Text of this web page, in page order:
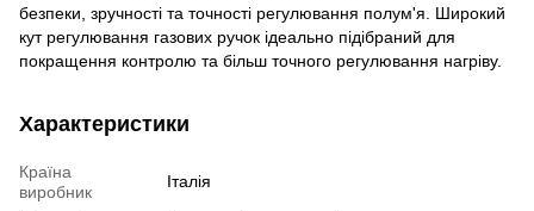
безпеки, зручності та точності регулювання полум'я. Широкий
кут регулювання газових ручок ідеально підібраний для
покращення контролю та більш точного регулювання нагріву.
Характеристики
Країна
виробник
Італія